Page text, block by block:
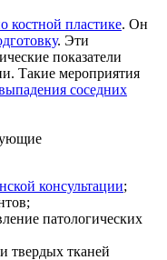
костной пластике. Он
. Эти
показатели
Такие мероприятия
соседних
консультации;
патологических
твердых тканей